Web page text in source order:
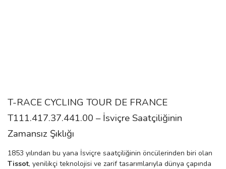
T-RACE CYCLING TOUR DE FRANCE
T111.417.37.441.00 – İsviçre Saatçiliğinin
Zamansız Şıklığı
1853 yılından bu yana İsviçre saatçiliğinin öncülerinden biri olan
Tissot, yenilikçi teknolojisi ve zarif tasarımlarıyla dünya çapında